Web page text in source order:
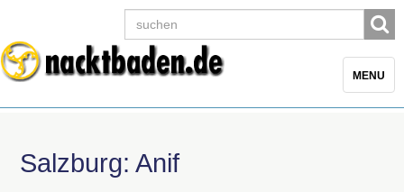
Toggle
MENU
Salzburg: Anif